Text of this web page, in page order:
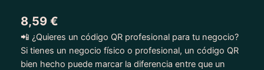
8,59 €
📲 ¿Quieres un código QR profesional para tu negocio?
Si tienes un negocio físico o profesional, un código QR
bien hecho puede marcar la diferencia entre que un